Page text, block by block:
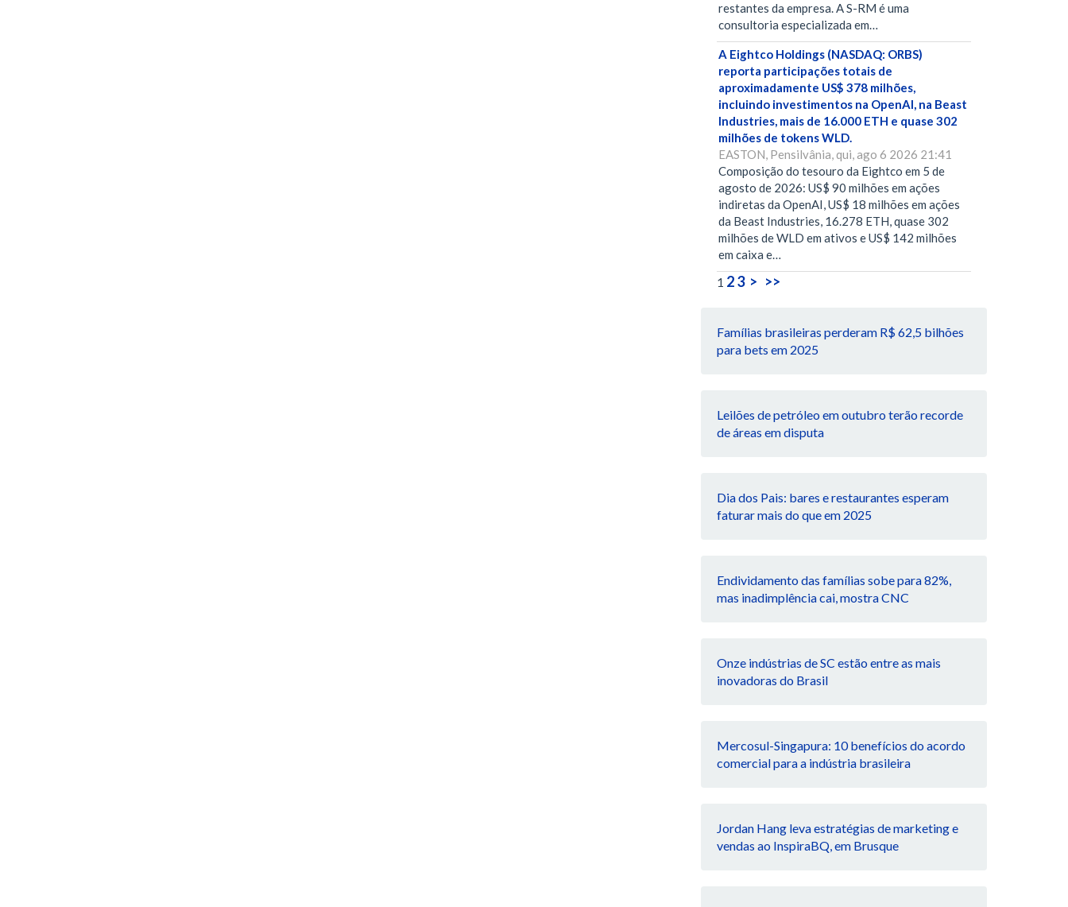
restantes da empresa. A S-RM é uma
consultoria especializada em…
A Eightco Holdings (NASDAQ: ORBS)
reporta participações totais de
aproximadamente US$ 378 milhões,
incluindo investimentos na OpenAI, na Beast
Industries, mais de 16.000 ETH e quase 302
milhões de tokens WLD.
EASTON, Pensilvânia, qui, ago 6 2026 21:41
Composição do tesouro da Eightco em 5 de
agosto de 2026: US$ 90 milhões em ações
indiretas da OpenAI, US$ 18 milhões em ações
da Beast Industries, 16.278 ETH, quase 302
milhões de WLD em ativos e US$ 142 milhões
em caixa e…
1 23 > >>
Famílias brasileiras perderam R$ 62,5 bilhões
para bets em 2025
Leilões de petróleo em outubro terão recorde
de áreas em disputa
Dia dos Pais: bares e restaurantes esperam
faturar mais do que em 2025
Endividamento das famílias sobe para 82%,
mas inadimplência cai, mostra CNC
Onze indústrias de SC estão entre as mais
inovadoras do Brasil
Mercosul-Singapura: 10 benefícios do acordo
comercial para a indústria brasileira
Jordan Hang leva estratégias de marketing e
vendas ao InspiraBQ, em Brusque